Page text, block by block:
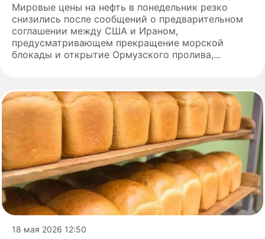
Мировые цены на нефть в понедельник резко
снизились после сообщений о предварительном
соглашении между США и Ираном,
предусматривающем прекращение морской
блокады и открытие Ормузского пролива,...
18 мая 2026 12:50